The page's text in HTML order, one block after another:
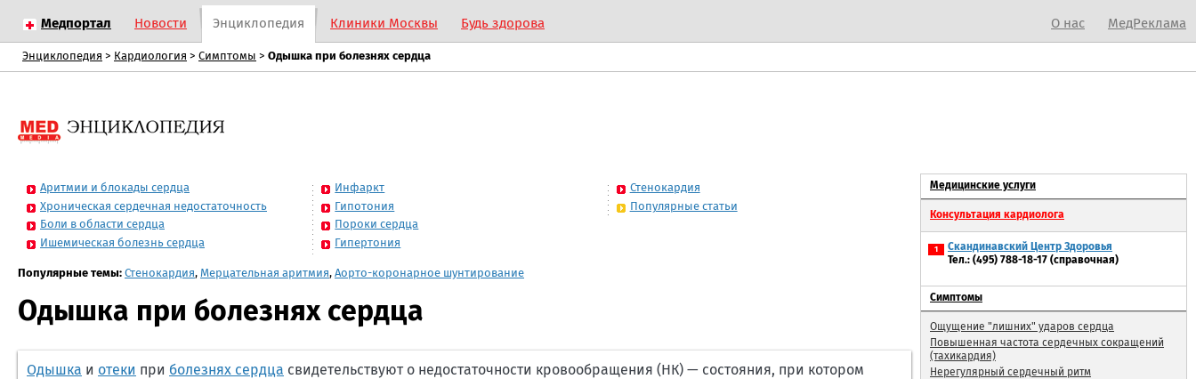
О нас МедРеклама
Медпортал Новости Энциклопедия Клиники Москвы Будь здорова
Энциклопедия > Кардиология > Симптомы > Одышка при болезнях сердца
Аритмии и блокады сердца
Хроническая сердечная недостаточность
Боли в области сердца
Ишемическая болезнь сердца
Инфаркт
Гипотония
Пороки сердца
Гипертония
Стенокардия
Популярные статьи
Популярные темы: Стенокардия, Мерцательная аритмия, Аорто-коронарное шунтирование
Одышка при болезнях сердца
Одышка и отеки при болезнях сердца свидетельствуют о недостаточности кровообращения (НК) — состояния, при котором
Медицинские услуги
Консультация кардиолога
1
Скандинавский Центр Здоровья
Тел.: (495) 788-18-17 (справочная)
Симптомы
Ощущение "лишних" ударов сердца
Повышенная частота сердечных сокращений
(тахикардия)
Нерегулярный сердечный ритм